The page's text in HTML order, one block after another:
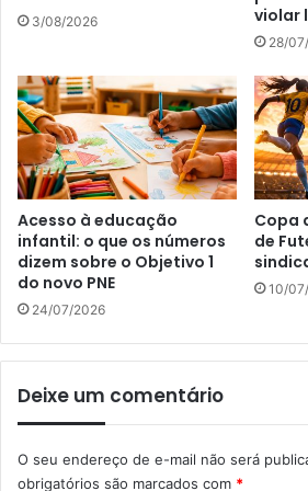
3/08/2026
violar
28/
Acesso à educação
infantil: o que os números
dizem sobre o Objetivo 1
do novo PNE
24/07/2026
Copa
de
10/
Deixe um comentário
O seu endereço de e-mail não será
obrigatórios são marcados com *